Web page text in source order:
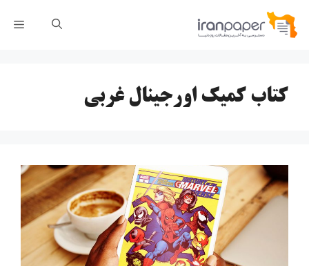
پرش
کتاب کمیک اورجینال غربی